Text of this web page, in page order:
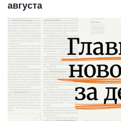
августа